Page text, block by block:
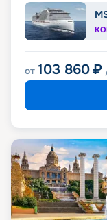
от 103 860 ₽